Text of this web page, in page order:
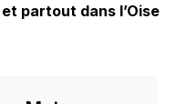
partout dans l’Oise